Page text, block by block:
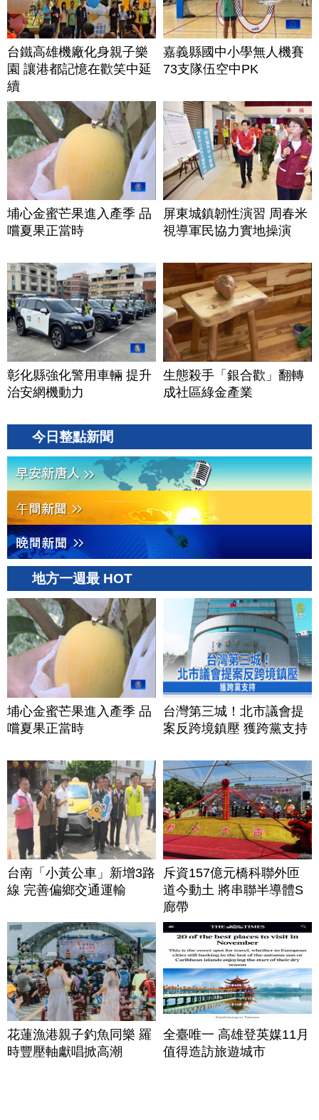
台鐵高雄機廠化身親子樂
園 讓港都記憶在歡笑中延
續
嘉義縣國中小學無人機賽
73支隊伍空中PK
埔心金蜜芒果進入產季 品
嚐夏果正當時
屏東城鎮韌性演習 周春米
視導軍民協力實地操演
彰化縣強化警用車輛 提升
治安網機動力
生態殺手「銀合歡」翻轉
成社區綠金產業
今日整點新聞
地方一週最 HOT
埔心金蜜芒果進入產季 品
嚐夏果正當時
台灣第三城！北市議會提
案反跨境鎮壓 獲跨黨支持
台南「小黃公車」新增3路
線 完善偏鄉交通運輸
斥資157億元橋科聯外匝
道今動土 將串聯半導體S
廊帶
花蓮漁港親子釣魚同樂 羅
時豐壓軸獻唱掀高潮
全臺唯一 高雄登英媒11月
值得造訪旅遊城市